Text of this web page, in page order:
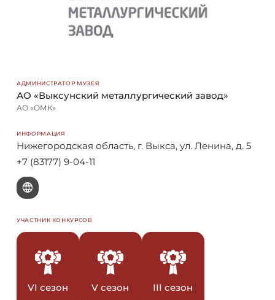
АДМИНИСТРАТОР МУЗЕЯ
АО «Выксунский металлургический завод»
АО «ОМК»
ИНФОРМАЦИЯ
Нижегородская область, г. Выкса, ул. Ленина, д. 5
+7 (83177) 9-04-11
W
УЧАСТНИК КОНКУРСОВ
VI сезон V сезон III сезон